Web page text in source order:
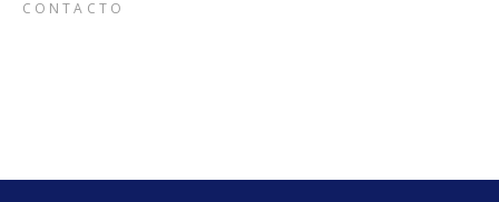
CONTACTO